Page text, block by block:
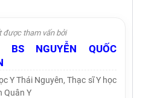
được tham vấn bởi
BS NGUYỄN QUỐC
Y Thái Nguyên, Thạc sĩ Y học
Quân Y